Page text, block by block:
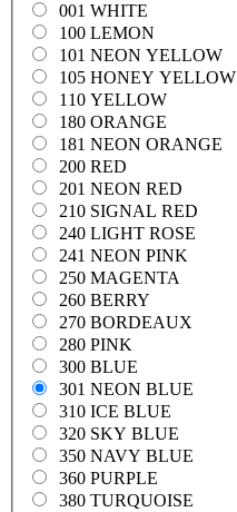
001 WHITE
100 LEMON
101 NEON YELLOW
105 HONEY YELLOW
110 YELLOW
180 ORANGE
181 NEON ORANGE
200 RED
201 NEON RED
210 SIGNAL RED
240 LIGHT ROSE
241 NEON PINK
250 MAGENTA
260 BERRY
270 BORDEAUX
280 PINK
300 BLUE
301 NEON BLUE
310 ICE BLUE
320 SKY BLUE
350 NAVY BLUE
360 PURPLE
380 TURQUOISE